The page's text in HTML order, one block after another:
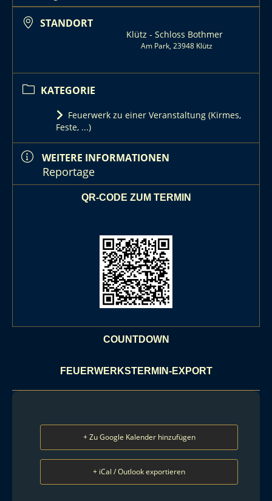
STANDORT
Klütz - Schloss Bothmer
Am Park, 23948 Klütz
KATEGORIE
Feuerwerk zu einer Veranstaltung (Kirmes,
Feste, ...)
WEITERE INFORMATIONEN
Reportage
QR-CODE ZUM TERMIN
COUNTDOWN
FEUERWERKSTERMIN-EXPORT
+ Zu Google Kalender hinzufügen
+ iCal / Outlook exportieren